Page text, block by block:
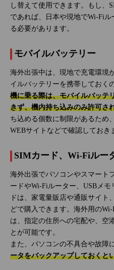
し替えて使用できます。もし、
であれば、日本や現地でWi-Fi
る必要があります。
モバイルバッテリー
海外出張中は、現地で充電環境
イルバッテリーを携帯しておく
機に乗る際は、モバイルバッテ
きず、機内持ち込みのみ許可さ
ち込める個数に制限があるため
WEBサイトなどで確認しておき
SIMカード、Wi-Fiルー
海外出張でパソコンやスマート
ードやWi-Fiルーター、USBメ
ドは、家電量販店や通販サイト
どで購入できます。海外用の
は、指定の住所への宅配や、空
とが可能です。
また、パソコンの不具合や故障
ータをバックアップしておくと